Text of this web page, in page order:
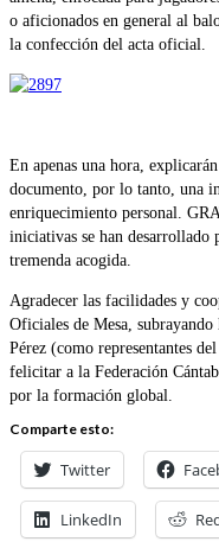
o aficionados en general al
la confección del acta oficial.
En apenas una hora,
documento, por lo tanto, una
enriquecimiento personal.
iniciativas se han desarrollado
tremenda acogida.
Agradecer las facilidades y
Oficiales de Mesa,
Pérez (como representantes
felicitar a la Federación
por la formación global.
Comparte esto:
Twitter
LinkedIn